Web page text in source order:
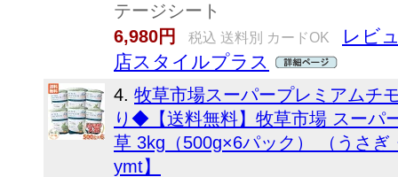
テージシート
6,980円
税込 送料別 カードOK
レビ
店スタイルプラス
4. 牧草市場スーパープレミアムチ
り◆【送料無料】牧草市場 スーパ
草 3kg（500g×6パック） （うさ
ymt】